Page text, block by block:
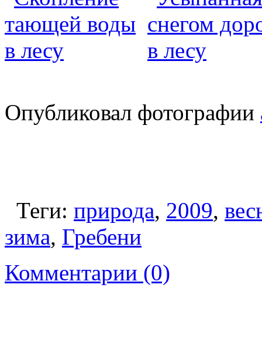
Опубликовал фотографии
Теги: природа, 2009,
зима, Гребени
Комментарии (0)